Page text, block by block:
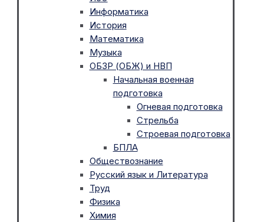
Информатика
История
Математика
Музыка
ОБЗР (ОБЖ) и НВП
Начальная военная
подготовка
Огневая подготовка
Стрельба
Строевая подготовка
БПЛА
Обществознание
Русский язык и Литература
Труд
Физика
Химия